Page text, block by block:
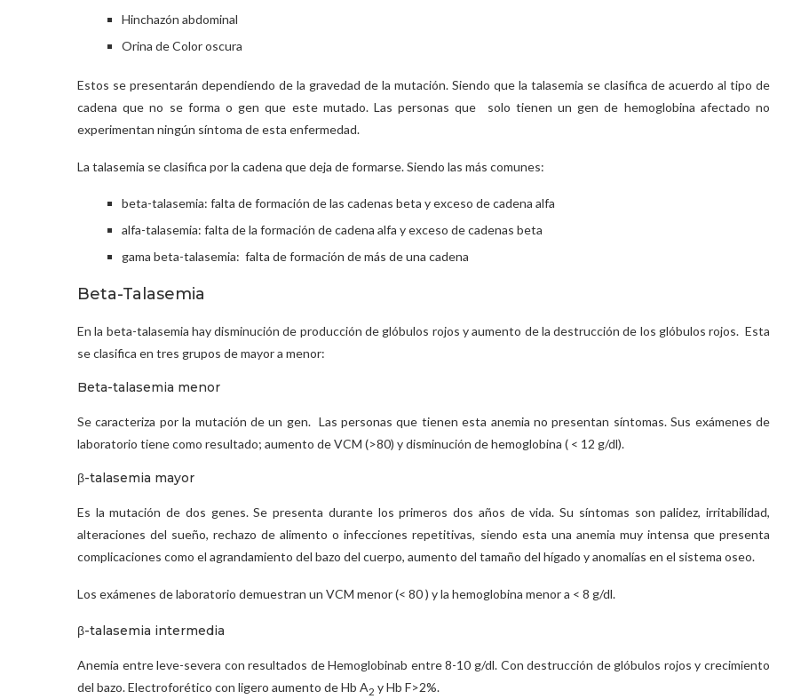
Hinchazón abdominal
Orina de Color oscura
Estos se presentarán dependiendo de la gravedad de la mutación. Siendo que la talasemia se clasifica de acuerdo al tipo de
cadena que no se forma o gen que este mutado. Las personas que solo tienen un gen de hemoglobina afectado no
experimentan ningún síntoma de esta enfermedad.
La talasemia se clasifica por la cadena que deja de formarse. Siendo las más comunes:
beta-talasemia: falta de formación de las cadenas beta y exceso de cadena alfa
alfa-talasemia: falta de la formación de cadena alfa y exceso de cadenas beta
gama beta-talasemia: falta de formación de más de una cadena
Beta-Talasemia
En la beta-talasemia hay disminución de producción de glóbulos rojos y aumento de la destrucción de los glóbulos rojos. Esta
se clasifica en tres grupos de mayor a menor:
Beta-talasemia menor
Se caracteriza por la mutación de un gen. Las personas que tienen esta anemia no presentan síntomas. Sus exámenes de
laboratorio tiene como resultado; aumento de VCM (>80) y disminución de hemoglobina ( < 12 g/dl).
β-talasemia mayor
Es la mutación de dos genes. Se presenta durante los primeros dos años de vida. Su síntomas son palidez, irritabilidad,
alteraciones del sueño, rechazo de alimento o infecciones repetitivas, siendo esta una anemia muy intensa que presenta
complicaciones como el agrandamiento del bazo del cuerpo, aumento del tamaño del hígado y anomalías en el sistema oseo.
Los exámenes de laboratorio demuestran un VCM menor (< 80 ) y la hemoglobina menor a < 8 g/dl.
β-talasemia intermedia
Anemia entre leve-severa con resultados de Hemoglobinab entre 8-10 g/dl. Con destrucción de glóbulos rojos y crecimiento
del bazo. Electroforético con ligero aumento de Hb A2 y Hb F>2%.